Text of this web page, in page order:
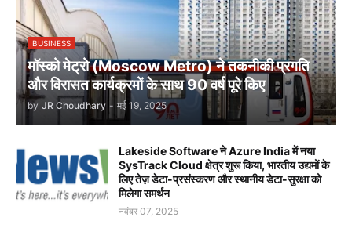
BUSINESS
मॉस्को मेट्रो (Moscow Metro) ने तकनीकी प्रगति
और विरासत कार्यक्रमों के साथ 90 वर्ष पूरे किए
by JR Choudhary - मई 19, 2025
Lakeside Software ने Azure India में नया
SysTrack Cloud क्षेत्र शुरू किया, भारतीय उद्यमों के
लिए तेज़ डेटा-प्रसंस्करण और स्थानीय डेटा-सुरक्षा को
मिलेगा समर्थन
नवंबर 07, 2025